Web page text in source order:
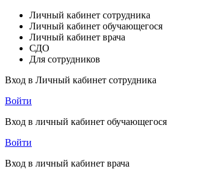
Личный кабинет сотрудника
Личный кабинет обучающегося
Личный кабинет врача
СДО
Для сотрудников
Вход в Личный кабинет сотрудника
Войти
Вход в личный кабинет обучающегося
Войти
Вход в личный кабинет врача